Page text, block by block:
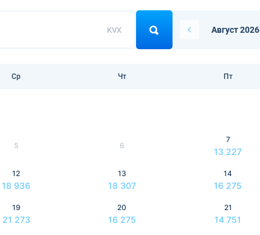
KVX Август 2026
Ср Чт Пт
5 6
7
13 227
12
18 936
13
18 307
14
16 275
19
21 273
20
16 275
21
14 751